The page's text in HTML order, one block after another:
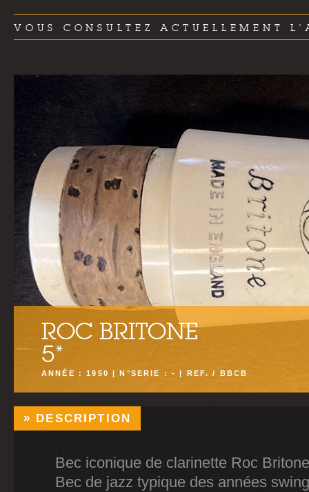
VOUS CONSULTEZ ACTUELLEMENT
ROC BRITONE
5*
ANNÉE : 1950 | N°SERIE : - | REF. / BBCB
DESCRIPTION
Bec iconique de clarinette Roc Britone
Bec de jazz typique des années